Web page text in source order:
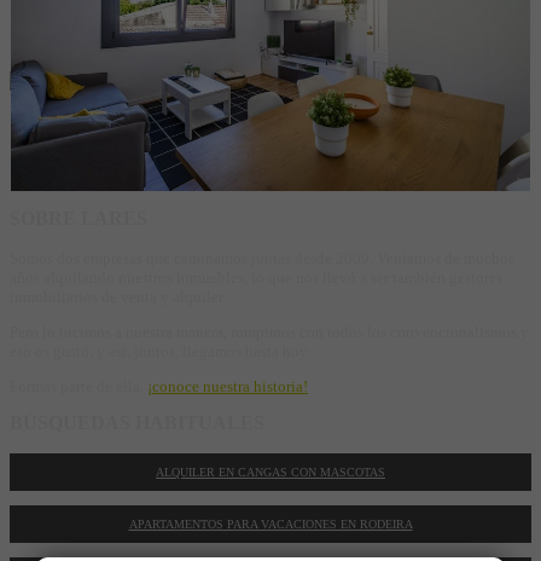
¡conoce nuestra historia!
ALQUILER EN CANGAS CON MASCOTAS
APARTAMENTOS PARA VACACIONES EN RODEIRA